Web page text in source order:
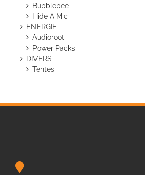
Bubblebee
Hide A Mic
ENERGIE
Audioroot
Power Packs
DIVERS
Tentes